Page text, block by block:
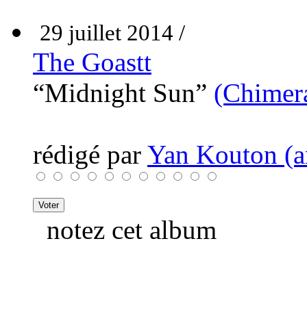
29 juillet 2014 /
The Goastt
“Midnight Sun”
rédigé par Yan Kouton
notez cet album